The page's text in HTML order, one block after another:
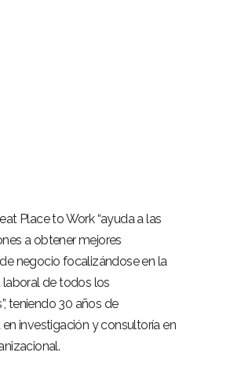
Place to Work “ayuda a las
a obtener mejores
negocio focalizándose en la
laboral de todos los
teniendo 30 años de
en investigación y consultoría en